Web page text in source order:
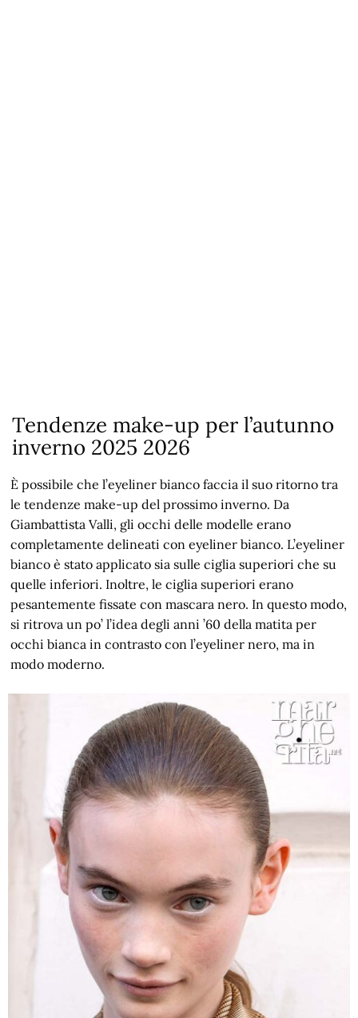
Tendenze make-up per l’autunno
inverno 2025 2026
È possibile che l’eyeliner bianco faccia il suo ritorno tra
le tendenze make-up del prossimo inverno. Da
Giambattista Valli, gli occhi delle modelle erano
completamente delineati con eyeliner bianco. L’eyeliner
bianco è stato applicato sia sulle ciglia superiori che su
quelle inferiori. Inoltre, le ciglia superiori erano
pesantemente fissate con mascara nero. In questo modo,
si ritrova un po’ l’idea degli anni ’60 della matita per
occhi bianca in contrasto con l’eyeliner nero, ma in
modo moderno.